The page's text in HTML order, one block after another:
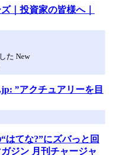
｜投資家の皆様へ｜
た New
”アクチュアリーを目
はてな?”にズバっと回
ジン 月刊チャージャ